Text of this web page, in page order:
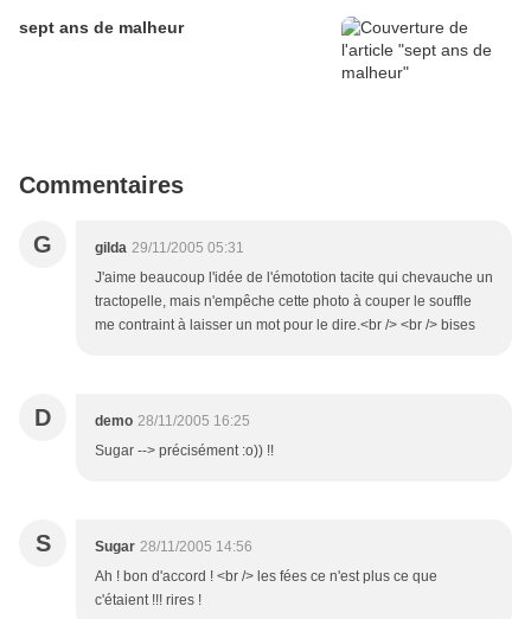
sept ans de malheur
Commentaires
G gilda 29/11/2005 05:31
J'aime beaucoup l'idée de l'émototion tacite qui chevauche un
tractopelle, mais n'empêche cette photo à couper le souffle
me contraint à laisser un mot pour le dire.<br /> <br /> bises
D demo 28/11/2005 16:25
Sugar --> précisément :o)) !!
S Sugar 28/11/2005 14:56
Ah ! bon d'accord ! <br /> les fées ce n'est plus ce que
c'étaient !!! rires !